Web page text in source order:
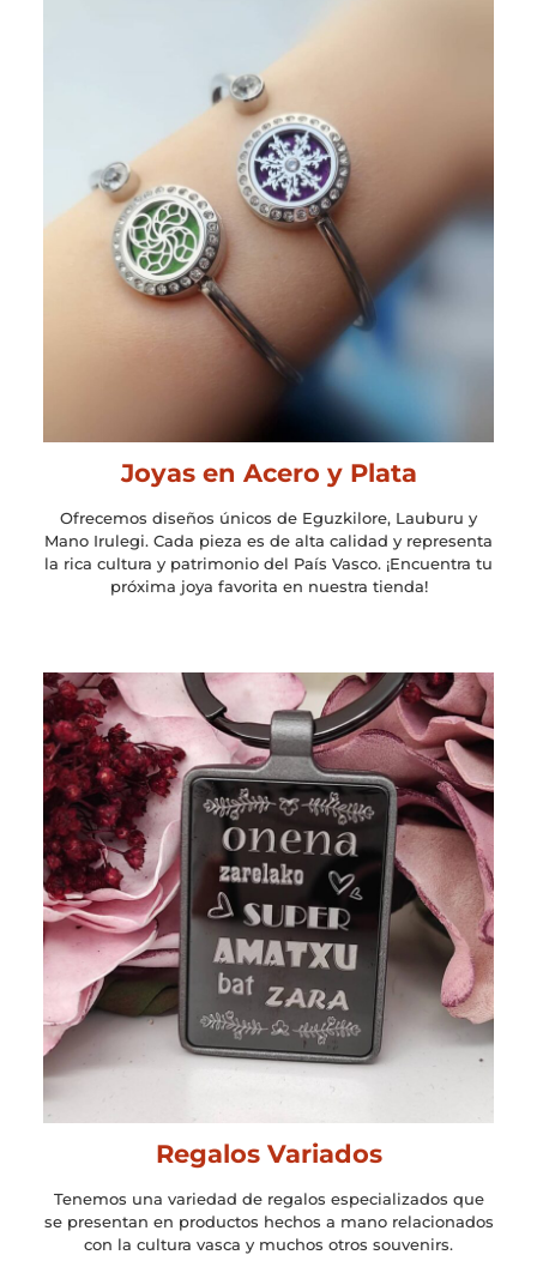
Joyas en Acero y Plata
Ofrecemos diseños únicos de Eguzkilore, Lauburu y
Mano Irulegi. Cada pieza es de alta calidad y representa
la rica cultura y patrimonio del País Vasco. ¡Encuentra tu
próxima joya favorita en nuestra tienda!
Regalos Variados
Tenemos una variedad de regalos especializados que
se presentan en productos hechos a mano relacionados
con la cultura vasca y muchos otros souvenirs.